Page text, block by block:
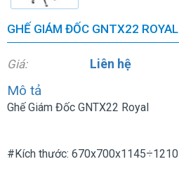
GHẾ GIÁM ĐỐC GNTX22 ROYAL
Giá: Liên hệ
Mô tả
Ghế Giám Đốc GNTX22 Royal
#Kích thước: 670x700x1145÷1210